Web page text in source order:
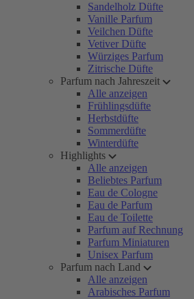
Sandelholz Düfte
Vanille Parfum
Veilchen Düfte
Vetiver Düfte
Würziges Parfum
Zitrische Düfte
Parfum nach Jahreszeit
Alle anzeigen
Frühlingsdüfte
Herbstdüfte
Sommerdüfte
Winterdüfte
Highlights
Alle anzeigen
Beliebtes Parfum
Eau de Cologne
Eau de Parfum
Eau de Toilette
Parfum auf Rechnung
Parfum Miniaturen
Unisex Parfum
Parfum nach Land
Alle anzeigen
Arabisches Parfum